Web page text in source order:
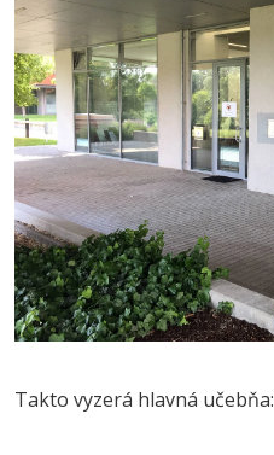
Takto vyzerá hlavná učebňa: